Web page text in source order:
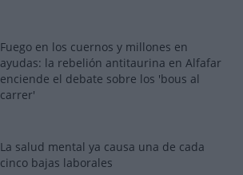
Fuego en los cuernos y millones en
ayudas: la rebelión antitaurina en Alfafar
enciende el debate sobre los 'bous al
carrer'
La salud mental ya causa una de cada
cinco bajas laborales